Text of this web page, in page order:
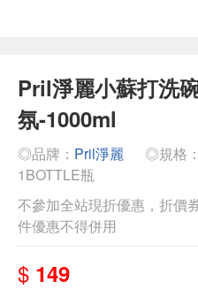
Pril淨麗小蘇打洗
氛-1000ml
◎品牌： Pril淨麗
◎規格
1BOTTLE瓶
不參加全站現折優惠，折價
件優惠不得併用
$ 149